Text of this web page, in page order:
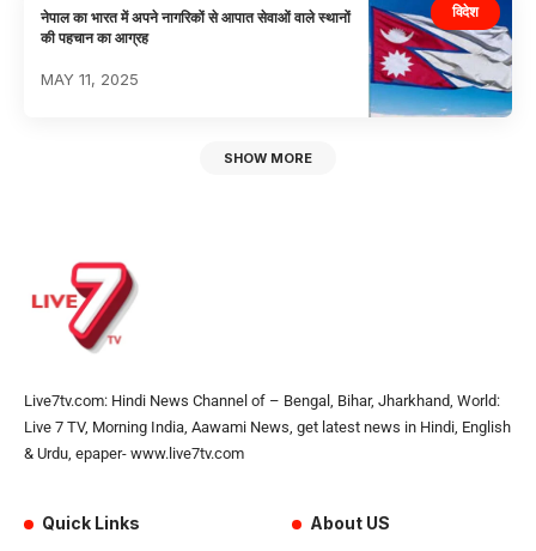
विदेश
नेपाल का भारत में अपने नागरिकों से आपात सेवाओं वाले स्थानों
की पहचान का आग्रह
MAY 11, 2025
SHOW MORE
Live7tv.com: Hindi News Channel of – Bengal, Bihar, Jharkhand, World:
Live 7 TV, Morning India, Aawami News, get latest news in Hindi, English
& Urdu, epaper- www.live7tv.com
Quick Links About US